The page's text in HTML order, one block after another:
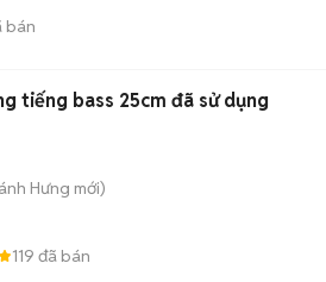
bán
tiếng bass 25cm đã sử dụng
Hưng mới)
119 đã bán